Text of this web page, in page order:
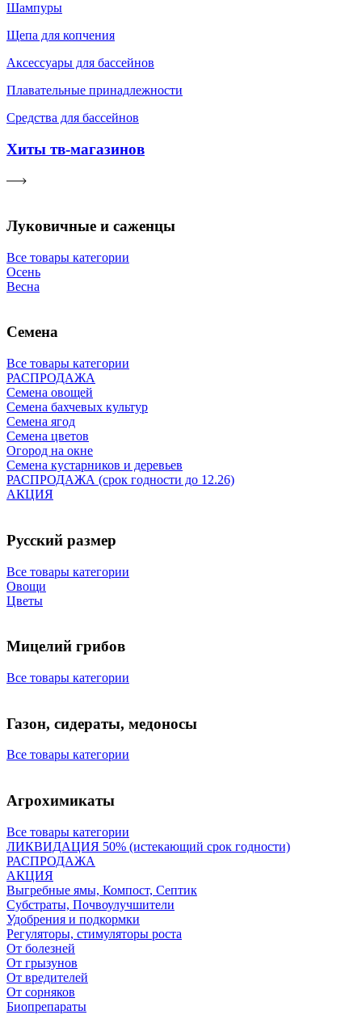
Шампуры
Щепа для копчения
Аксессуары для бассейнов
Плавательные принадлежности
Средства для бассейнов
Хиты тв-магазинов
Луковичные и саженцы
Все товары категории
Осень
Весна
Семена
Все товары категории
РАСПРОДАЖА
Семена овощей
Семена бахчевых культур
Семена ягод
Семена цветов
Огород на окне
Семена кустарников и деревьев
РАСПРОДАЖА (срок годности до 12.26)
АКЦИЯ
Русский размер
Все товары категории
Овощи
Цветы
Мицелий грибов
Все товары категории
Газон, сидераты, медоносы
Все товары категории
Агрохимикаты
Все товары категории
ЛИКВИДАЦИЯ 50% (истекающий срок годности)
РАСПРОДАЖА
АКЦИЯ
Выгребные ямы, Компост, Септик
Субстраты, Почвоулучшители
Удобрения и подкормки
Регуляторы, стимуляторы роста
От болезней
От грызунов
От вредителей
От сорняков
Биопрепараты